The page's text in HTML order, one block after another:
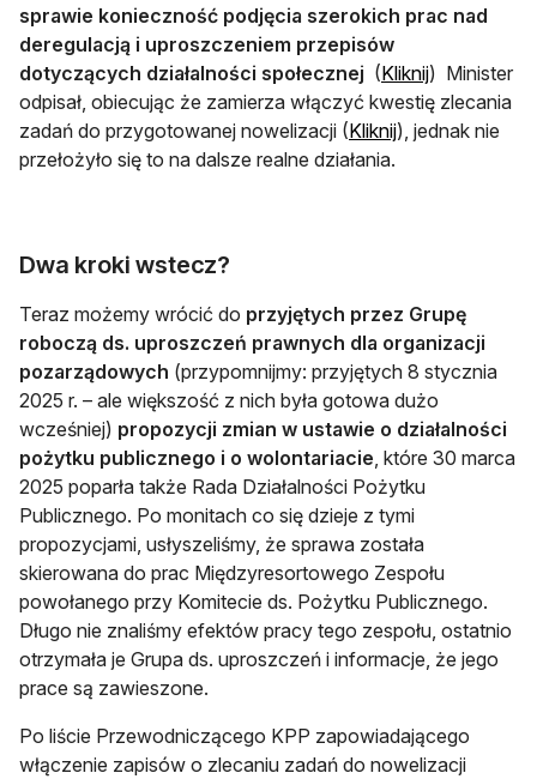
sprawie konieczność podjęcia szerokich prac nad
deregulacją i uproszczeniem przepisów
dotyczących działalności społecznej (Kliknijotwiera się
) Minister
odpisał, obiecując że zamierza włączyć kwestię zlecania
zadań do przygotowanej nowelizacji (Kliknijotwiera się w
), jednak nie
przełożyło się to na dalsze realne działania.
Dwa kroki wstecz?
Teraz możemy wrócić do przyjętych przez Grupę
roboczą ds. uproszczeń prawnych dla organizacji
pozarządowych (przypomnijmy: przyjętych 8 stycznia
2025 r. – ale większość z nich była gotowa dużo
wcześniej) propozycji zmian w ustawie o działalności
pożytku publicznego i o wolontariacie, które 30 marca
2025 poparła także Rada Działalności Pożytku
Publicznego. Po monitach co się dzieje z tymi
propozycjami, usłyszeliśmy, że sprawa została
skierowana do prac Międzyresortowego Zespołu
powołanego przy Komitecie ds. Pożytku Publicznego.
Długo nie znaliśmy efektów pracy tego zespołu, ostatnio
otrzymała je Grupa ds. uproszczeń i informacje, że jego
prace są zawieszone.
Po liście Przewodniczącego KPP zapowiadającego
włączenie zapisów o zlecaniu zadań do nowelizacji